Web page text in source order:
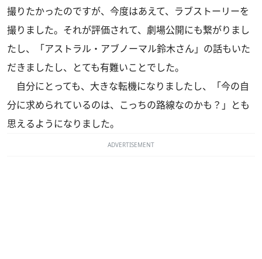
撮りたかったのですが、今度はあえて、ラブストーリーを
撮りました。それが評価されて、劇場公開にも繋がりまし
たし、「アストラル・アブノーマル鈴木さん」の話もいた
だきましたし、とても有難いことでした。
自分にとっても、大きな転機になりましたし、「今の自
分に求められているのは、こっちの路線なのかも？」とも
思えるようになりました。
ADVERTISEMENT